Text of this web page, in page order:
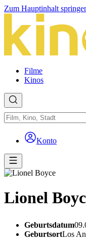
Zum Hauptinhalt
Filme
Kinos
Konto
Lionel
Geburtsdatum
GeburtsortLos